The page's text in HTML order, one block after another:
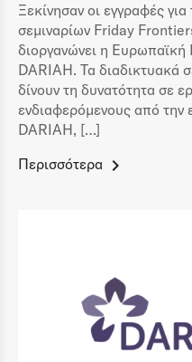
Ξεκίνησαν οι εγγραφές
σεμιναρίων Friday
διοργανώνει η
DARIAH. Τα διαδικτυακά
δίνουν τη δυνατότητα σε
ενδιαφερόμενους από την
DARIAH, […]
Περισσότερα